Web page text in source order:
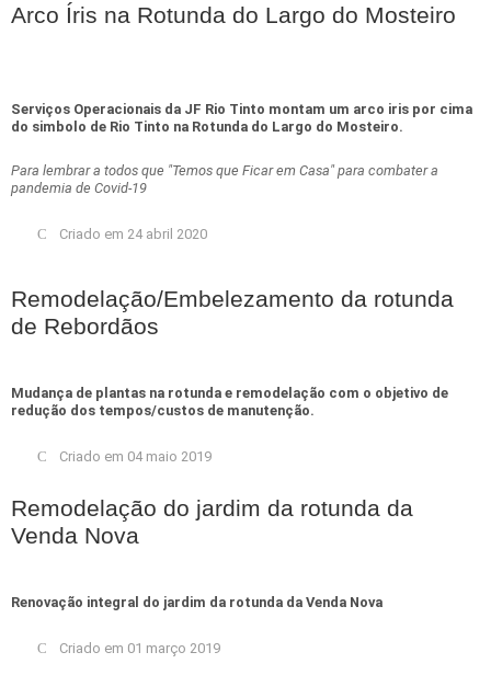
Arco Íris na Rotunda do Largo do Mosteiro
Serviços Operacionais da JF Rio Tinto montam um arco iris por cima
do simbolo de Rio Tinto na Rotunda do Largo do Mosteiro.
Para lembrar a todos que "Temos que Ficar em Casa" para combater a
pandemia de Covid-19
Criado em 24 abril 2020
Remodelação/Embelezamento da rotunda
de Rebordãos
Mudança de plantas na rotunda e remodelação com o objetivo de
redução dos tempos/custos de manutenção.
Criado em 04 maio 2019
Remodelação do jardim da rotunda da
Venda Nova
Renovação integral do jardim da rotunda da Venda Nova
Criado em 01 março 2019